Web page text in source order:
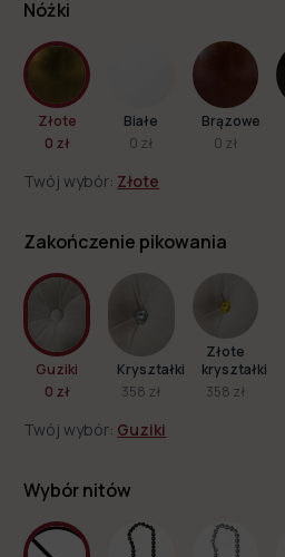
Zdjęcie w kolorystyce:
Nóżki
Złote
0 zł
Białe
0 zł
Brązowe
0 zł
Twój wybór: Złote
Zakończenie pikowania
Guziki
0 zł
Kryształki
358 zł
Złote
kryształki
358 zł
Twój wybór: Guziki
Wybór nitów